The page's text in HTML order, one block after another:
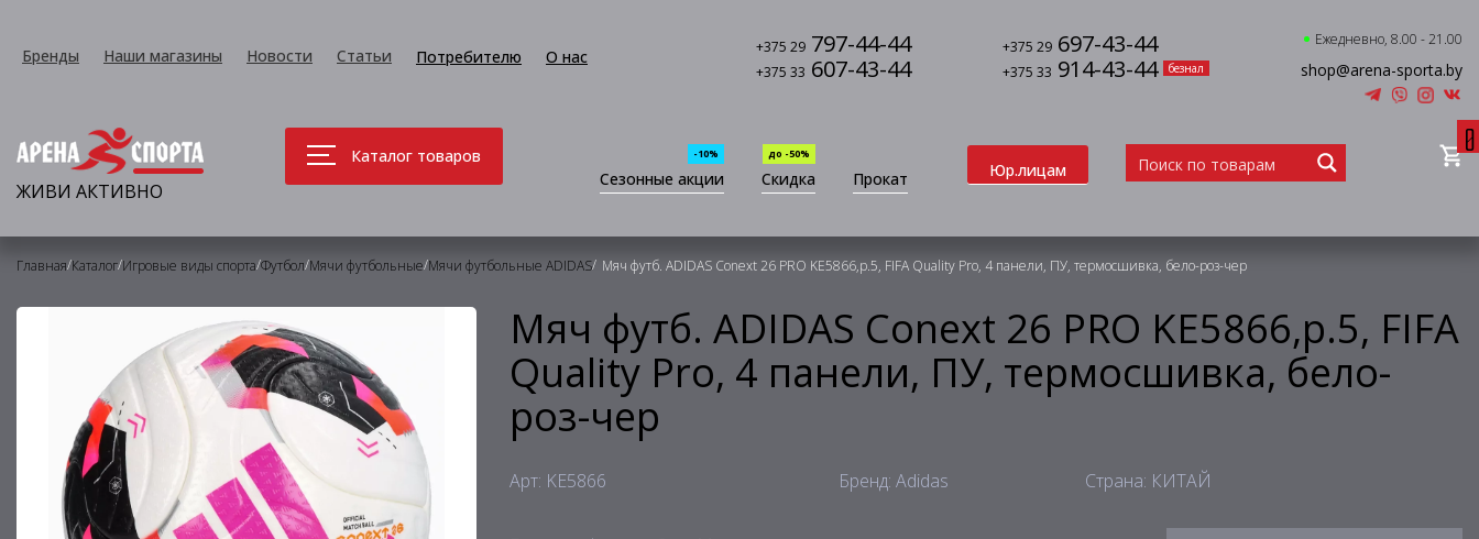
Бренды Наши магазины Новости Статьи Потребителю О нас +375 29 797-44-44 +375 29 697-43-44
+375 33 607-43-44 +375 33 914-43-44 безнал
Ежедневно, 8.00 - 21.00
shop@arena-sporta.by
ЖИВИ АКТИВНО
Каталог товаров
Сезонные акции
-10%
Скидка
до -50%
Прокат Юр.лицам
0
Главная/Каталог/Игровые виды спорта/Футбол/Мячи футбольные/Мячи футбольные ADIDAS/ Мяч футб. ADIDAS Conext 26 PRO KE5866,р.5, FIFA Quality Pro, 4 панели, ПУ, термосшивка, бело-роз-чер
Мяч футб. ADIDAS Conext 26 PRO KE5866,р.5, FIFA
Quality Pro, 4 панели, ПУ, термосшивка, бело-
роз-чер
Арт: KE5866 Бренд: Adidas Страна: КИТАЙ